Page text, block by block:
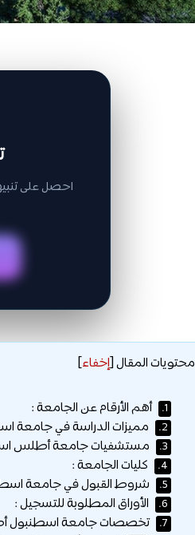
احصل على
محتويات المقال[إخفاء]
1. أهم الأرقام عن الجامعة :
2. مميزات الدراسة في جامعة
3. مستشفيات جامعة أطلس
4. كليات الجامعة :
5. شروط القبول في جامعة
6. الأوراق المطلوبة للتسجيل :
7. تخصصات جامعة اسطنبول